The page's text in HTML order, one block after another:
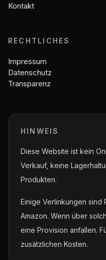
Kontakt
RECHTLICHES
Impressum
Datenschutz
Transparenz
HINWEIS
Diese Website ist kein
Verkauf, keine
Produkten.
Einige Verlinkungen sind
Amazon. Wenn über
eine Provision anfallen.
zusätzlichen Kosten.